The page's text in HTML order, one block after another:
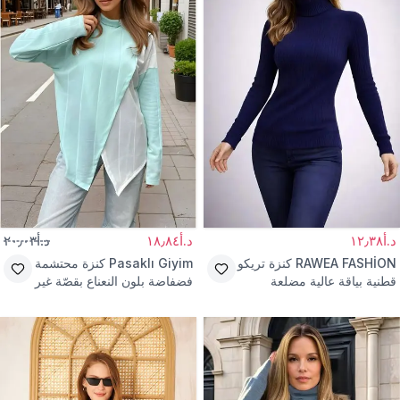
د.أ١٢٫٣٨
RAWEA FASHİON كنزة تريكو
قطنية بياقة عالية مضلعة
د.أ١٨٫٨٤ د.أ٢٠٫٠٣
Pasaklı Giyim كنزة محتشمة
فضفاضة بلون النعناع بقصّة غير
الخفيف